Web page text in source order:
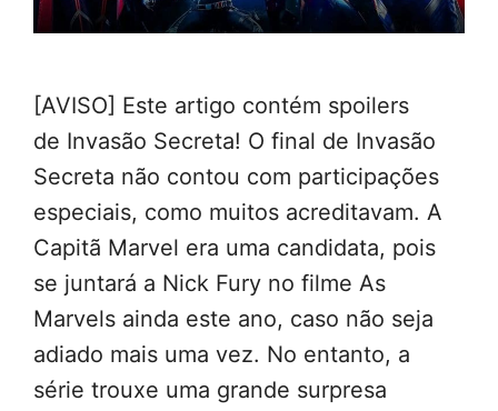
[AVISO] Este artigo contém spoilers
de Invasão Secreta! O final de Invasão
Secreta não contou com participações
especiais, como muitos acreditavam. A
Capitã Marvel era uma candidata, pois
se juntará a Nick Fury no filme As
Marvels ainda este ano, caso não seja
adiado mais uma vez. No entanto, a
série trouxe uma grande surpresa